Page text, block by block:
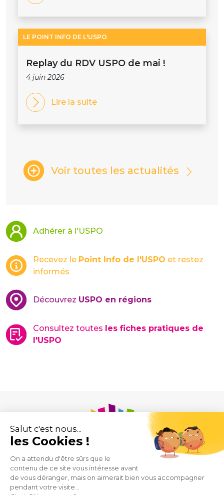
LE POINT INFO DE L'USPO
Replay du RDV USPO de mai !
4 juin 2026
Lire la suite
Voir toutes les actualités
Adhérer à l'USPO
Recevez le Point Info de l'USPO et restez
informés
Découvrez USPO en régions
Consultez toutes les fiches pratiques de
l'USPO
Union des Syndicats de Pharmaciens d’Officine